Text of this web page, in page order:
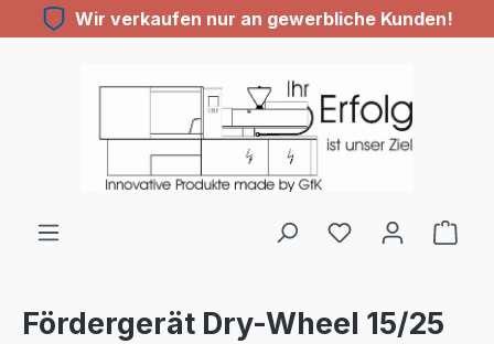
Zum Hauptinhalt springen
Wir verkaufen nur an gewerbliche Kunden!
Du hast 0
Fördergerät Dry-Wheel 15/25